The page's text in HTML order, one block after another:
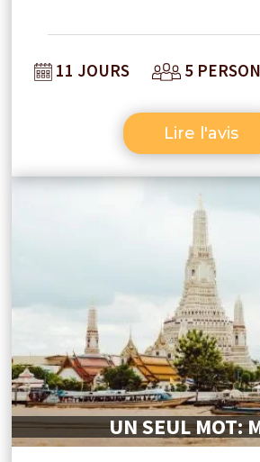
UN SEUL MOT:
journée fantastique avec
autres activités bien
visites étaient toujours
choix des hôtels
attentes et à ce qui était
vraiment très bien !
bonne communication,
votre réactivité et votre
respective!! Khop
recommander sans
11 JOURS 5
Lire l'avis